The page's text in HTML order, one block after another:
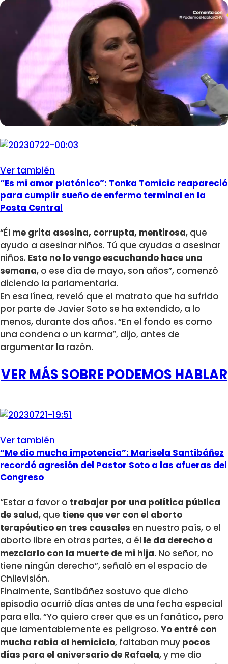
Ver también
“Es mi amor platónico”: Tonka Tomicic reapareció
para cumplir sueño de enfermo terminal en la
Posta Central
“Él me grita asesina, corrupta, mentirosa, que
ayudo a asesinar niños. Tú que ayudas a asesinar
niños. Esto no lo vengo escuchando hace una
semana, o ese día de mayo, son años”, comenzó
diciendo la parlamentaria.
En esa línea, reveló que el matrato que ha sufrido
por parte de Javier Soto se ha extendido, a lo
menos, durante dos años. “En el fondo es como
una condena o un karma”, dijo, antes de
argumentar la razón.
VER MÁS SOBRE PODEMOS HABLAR
Ver también
“Me dio mucha impotencia”: Marisela Santibáñez
recordó agresión del Pastor Soto a las afueras del
Congreso
“Estar a favor o trabajar por una política pública
de salud, que tiene que ver con el aborto
terapéutico en tres causales en nuestro país, o el
aborto libre en otras partes, a él le da derecho a
mezclarlo con la muerte de mi hija. No señor, no
tiene ningún derecho”, señaló en el espacio de
Chilevisión.
Finalmente, Santibáñez sostuvo que dicho
episodio ocurrió días antes de una fecha especial
para ella. “Yo quiero creer que es un fanático, pero
que lamentablemente es peligroso. Yo entré con
mucha rabia al hemiciclo, faltaban muy pocos
días para el aniversario de Rafaela, y me dio